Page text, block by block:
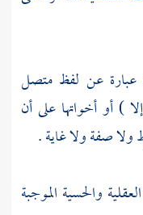
عبارة عن لفظ متصل
) أو أخواتها على أن
ولا صفة ولا غاية .
والحسية الموجبة